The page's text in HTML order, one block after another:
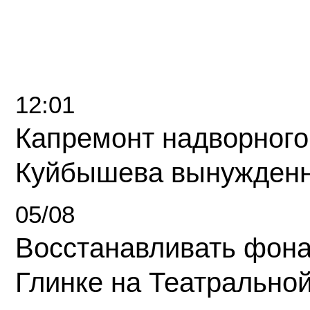
12:01
Капремонт
Куйбышева
05/08
Восстанавливать
Глинке на